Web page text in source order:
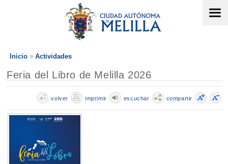
Inicio Actividades
Feria del Libro de Melilla 2026
compartir
escuchar
imprimir
volver